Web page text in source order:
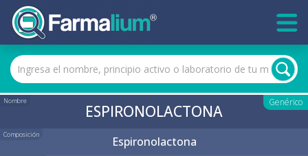
Nombre Genérico
ESPIRONOLACTONA
Composición Espironolactona